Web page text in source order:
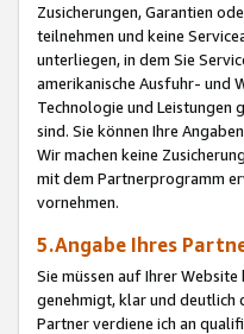
Zusicherungen, Garantien
teilnehmen und keine
unterliegen, in dem Sie
amerikanische Ausfuhr- und
Technologie und Leistungen
sind. Sie können Ihre
Wir machen keine
mit dem Partnerprogramm
vornehmen.
5.Angabe Ihres
Sie müssen auf Ihrer
genehmigt, klar und deutlich
Partner verdiene ich an